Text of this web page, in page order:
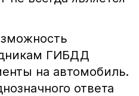
ГИБДД
на автомобиль.
ответа